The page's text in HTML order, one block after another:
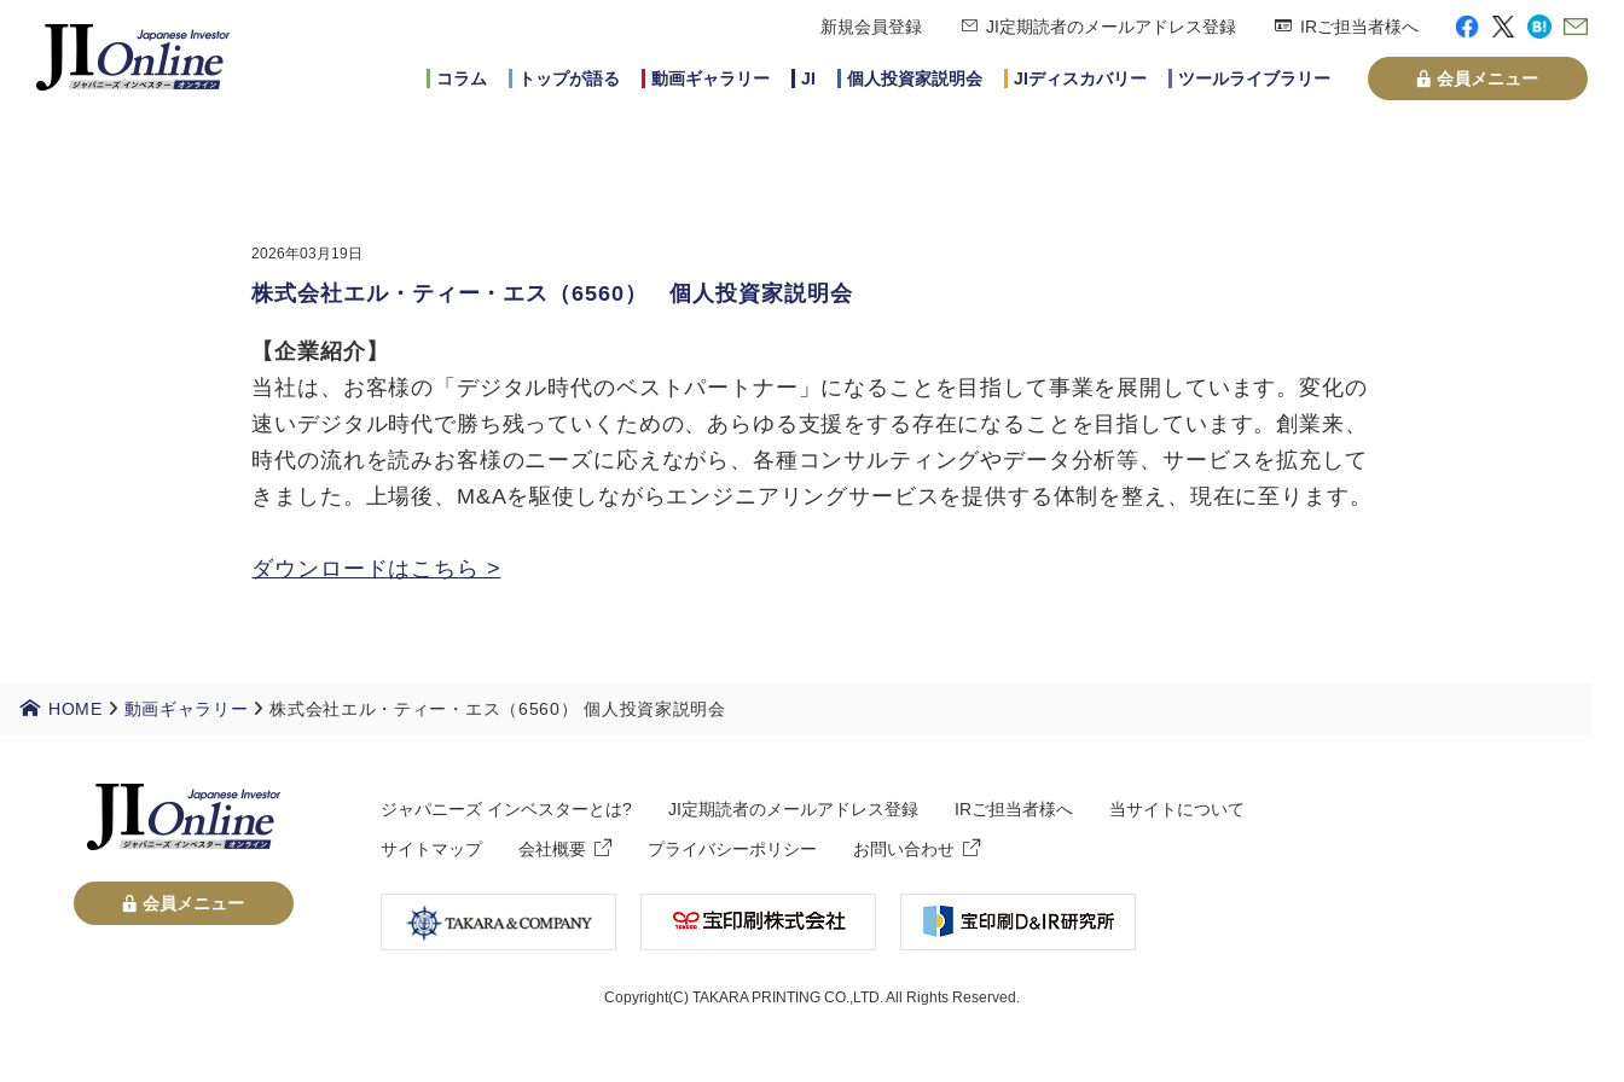
新規会員登録 JI定期読者のメールアドレス登録 IRご担当者様へ
コラム トップが語る 動画ギャラリー JI 個人投資家説明会 JIディスカバリー ツールライブラリー 会員メニュー
2026年03月19日
株式会社エル・ティー・エス（6560） 個人投資家説明会
【企業紹介】
当社は、お客様の「デジタル時代のベストパートナー」になることを目指して事業を展開しています。変化の
速いデジタル時代で勝ち残っていくための、あらゆる支援をする存在になることを目指しています。創業来、
時代の流れを読みお客様のニーズに応えながら、各種コンサルティングやデータ分析等、サービスを拡充して
きました。上場後、M&Aを駆使しながらエンジニアリングサービスを提供する体制を整え、現在に至ります。
ダウンロードはこちら >
HOME 動画ギャラリー 株式会社エル・ティー・エス（6560） 個人投資家説明会
会員メニュー
ジャパニーズ インベスターとは? JI定期読者のメールアドレス登録 IRご担当者様へ 当サイトについて
サイトマップ 会社概要 プライバシーポリシー お問い合わせ
Copyright(C) TAKARA PRINTING CO.,LTD. All Rights Reserved.